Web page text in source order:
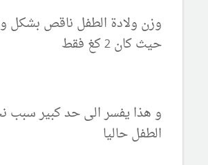
وزن ولادة الطفل ناقص بشكل
حيث كان 2 كغ فقط
و هذا يفسر الى حد كبير سبب
الطفل حاليا